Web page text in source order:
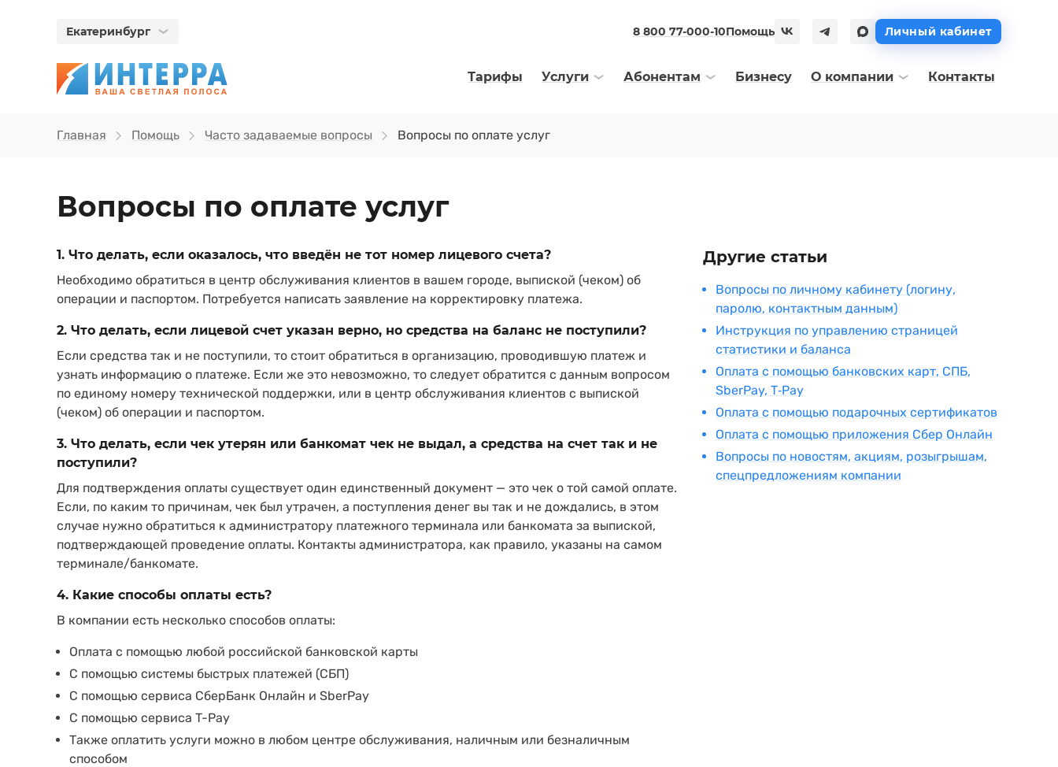
Екатеринбург 8 800 77-000-10Помощь Личный кабинет
Тарифы Услуги Абонентам Бизнесу О компании Контакты
Главная Помощь Часто задаваемые вопросы Вопросы по оплате услуг
Вопросы по оплате услуг
1. Что делать, если оказалось, что введён не тот номер лицевого счета?
Необходимо обратиться в центр обслуживания клиентов в вашем городе, выпиской (чеком) об
операции и паспортом. Потребуется написать заявление на корректировку платежа.
2. Что делать, если лицевой счет указан верно, но средства на баланс не поступили?
Если средства так и не поступили, то стоит обратиться в организацию, проводившую платеж и
узнать информацию о платеже. Если же это невозможно, то следует обратится с данным вопросом
по единому номеру технической поддержки, или в центр обслуживания клиентов с выпиской
(чеком) об операции и паспортом.
3. Что делать, если чек утерян или банкомат чек не выдал, а средства на счет так и не
поступили?
Для подтверждения оплаты существует один единственный документ — это чек о той самой оплате.
Если, по каким то причинам, чек был утрачен, а поступления денег вы так и не дождались, в этом
случае нужно обратиться к администратору платежного терминала или банкомата за выпиской,
подтверждающей проведение оплаты. Контакты администратора, как правило, указаны на самом
терминале/банкомате.
4. Какие способы оплаты есть?
В компании есть несколько способов оплаты:
Оплата с помощью любой российской банковской карты
C помощью системы быстрых платежей (СБП)
C помощью сервиса СберБанк Онлайн и SberPay
C помощью сервиса T-Pay
Также оплатить услуги можно в любом центре обслуживания, наличным или безналичным
способом
Другие статьи
Вопросы по личному кабинету (логину,
паролю, контактным данным)
Инструкция по управлению страницей
статистики и баланса
Оплата с помощью банковских карт, СПБ,
SberPay, T‑Pay
Оплата с помощью подарочных сертификатов
Оплата с помощью приложения Сбер Онлайн
Вопросы по новостям, акциям, розыгрышам,
спецпредложениям компании